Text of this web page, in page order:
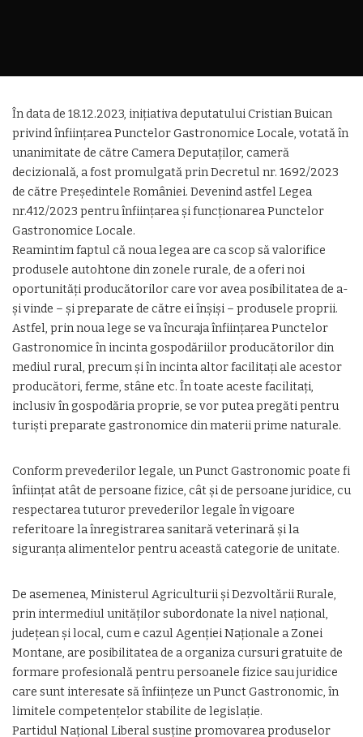
În data de 18.12.2023, inițiativa deputatului Cristian Buican
privind înființarea Punctelor Gastronomice Locale, votată în
unanimitate de către Camera Deputaților, cameră
decizională, a fost promulgată prin Decretul nr. 1692/2023
de către Președintele României. Devenind astfel Legea
nr.412/2023 pentru înființarea şi funcționarea Punctelor
Gastronomice Locale.
Reamintim faptul că noua legea are ca scop să valorifice
produsele autohtone din zonele rurale, de a oferi noi
oportunități producătorilor care vor avea posibilitatea de a-
și vinde – și preparate de către ei înșiși – produsele proprii.
Astfel, prin noua lege se va încuraja înființarea Punctelor
Gastronomice în incinta gospodăriilor producătorilor din
mediul rural, precum și în incinta altor facilitați ale acestor
producători, ferme, stâne etc. În toate aceste facilitați,
inclusiv în gospodăria proprie, se vor putea pregăti pentru
turiști preparate gastronomice din materii prime naturale.
Conform prevederilor legale, un Punct Gastronomic poate fi
înființat atât de persoane fizice, cât și de persoane juridice, cu
respectarea tuturor prevederilor legale în vigoare
referitoare la înregistrarea sanitară veterinară și la
siguranța alimentelor pentru această categorie de unitate.
De asemenea, Ministerul Agriculturii și Dezvoltării Rurale,
prin intermediul unităților subordonate la nivel național,
județean și local, cum e cazul Agenției Naționale a Zonei
Montane, are posibilitatea de a organiza cursuri gratuite de
formare profesională pentru persoanele fizice sau juridice
care sunt interesate să înființeze un Punct Gastronomic, în
limitele competențelor stabilite de legislație.
Partidul Național Liberal susține promovarea produselor